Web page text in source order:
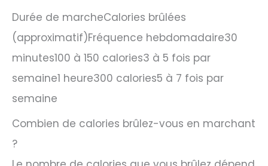
Durée de marcheCalories brûlées
(approximatif)Fréquence hebdomadaire30
minutes100 à 150 calories3 à 5 fois par
semaine1 heure300 calories5 à 7 fois par
semaine
Combien de calories brûlez-vous en marchant
?